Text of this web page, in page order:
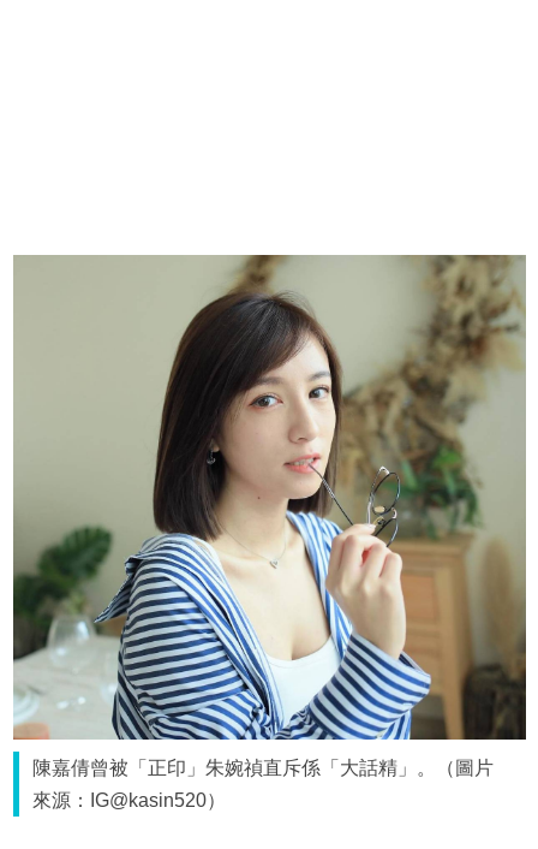
陳嘉倩曾被「正印」朱婉禎直斥係「大話精」。（圖片
來源：IG@kasin520）